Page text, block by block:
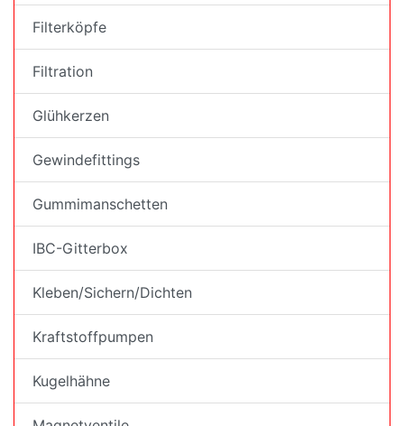
Filterköpfe
Filtration
Glühkerzen
Gewindefittings
Gummimanschetten
IBC-Gitterbox
Kleben/Sichern/Dichten
Kraftstoffpumpen
Kugelhähne